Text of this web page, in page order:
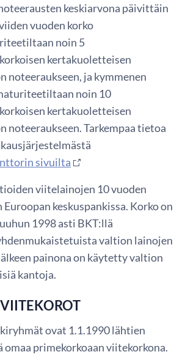
keskiarvona päivittäin
vuoden korko
noin 5
kertakuoletteisen
noteeraukseen, ja kymmenen
noin 10
kertakuoletteisen
noteeraukseen. Tarkempaa tietoa
sivuilta
viitelainojen 10 vuoden
Euroopan keskuspankissa. Korko on
1998 asti BKT:llä
valtion lainojen
painona on käytetty valtion
kantoja.
ovat 1.1.1990 lähtien
omaa primekorkoaan viitekorkona.